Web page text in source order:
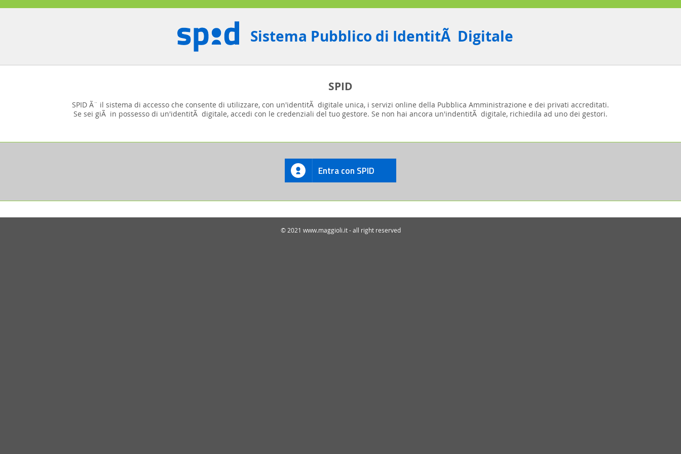
Sistema Pubblico di IdentitÃ Digitale
SPID
SPID Ã¨ il sistema di accesso che consente di utilizzare, con un'identitÃ digitale unica, i servizi online della Pubblica Amministrazione e dei privati accreditati.
Se sei giÃ in possesso di un'identitÃ digitale, accedi con le credenziali del tuo gestore. Se non hai ancora un'indentitÃ digitale, richiedila ad uno dei gestori.
Entra con SPID
© 2021 www.maggioli.it - all right reserved